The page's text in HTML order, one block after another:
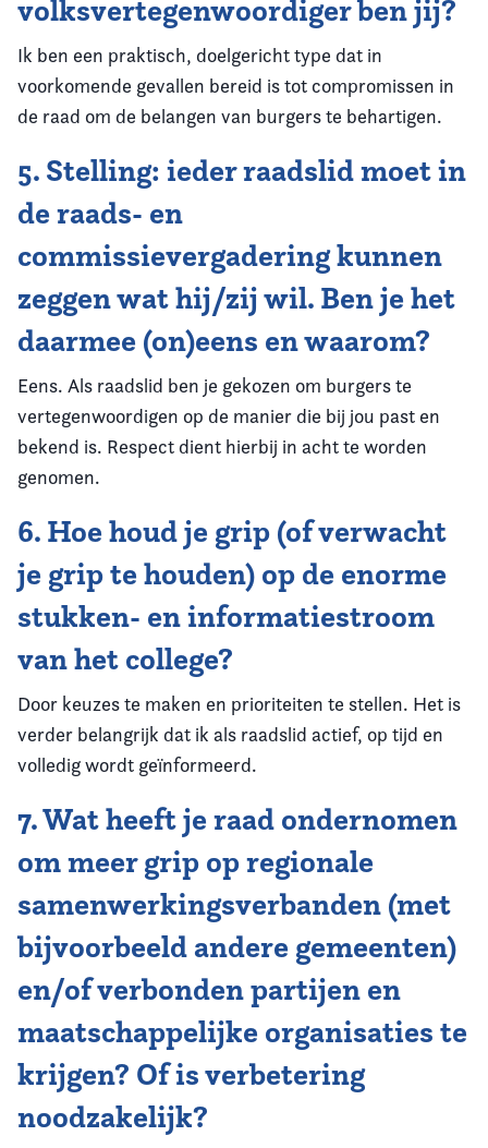
volksvertegenwoordiger ben jij?
Ik ben een praktisch, doelgericht type dat in
voorkomende gevallen bereid is tot compromissen in
de raad om de belangen van burgers te behartigen.
5. Stelling: ieder raadslid moet in
de raads- en
commissievergadering kunnen
zeggen wat hij/zij wil. Ben je het
daarmee (on)eens en waarom?
Eens. Als raadslid ben je gekozen om burgers te
vertegenwoordigen op de manier die bij jou past en
bekend is. Respect dient hierbij in acht te worden
genomen.
6. Hoe houd je grip (of verwacht
je grip te houden) op de enorme
stukken- en informatiestroom
van het college?
Door keuzes te maken en prioriteiten te stellen. Het is
verder belangrijk dat ik als raadslid actief, op tijd en
volledig wordt geïnformeerd.
7. Wat heeft je raad ondernomen
om meer grip op regionale
samenwerkingsverbanden (met
bijvoorbeeld andere gemeenten)
en/of verbonden partijen en
maatschappelijke organisaties te
krijgen? Of is verbetering
noodzakelijk?